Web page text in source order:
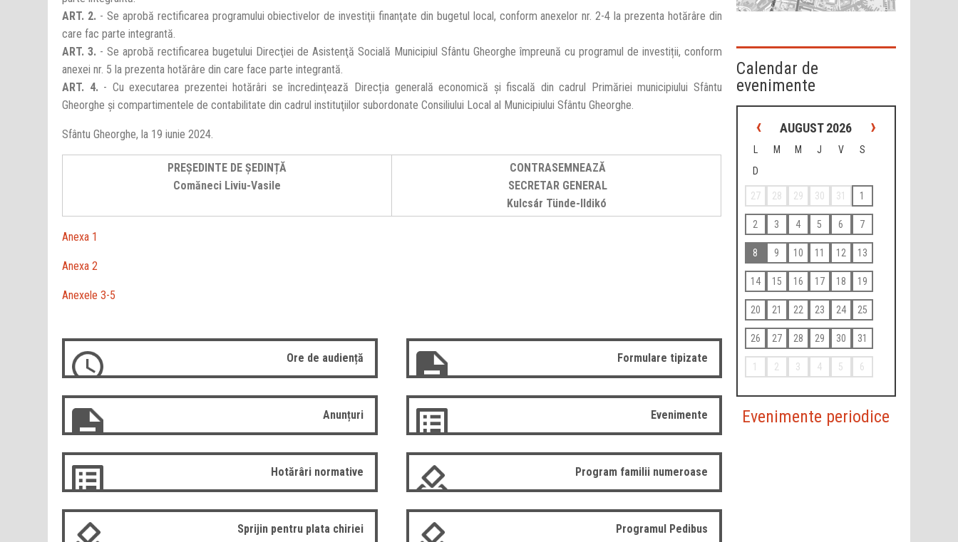
ART. 2. - Se aprobă rectificarea programului obiectivelor de investiţii finanţate din bugetul local, conform anexelor nr. 2-4 la prezenta hotărâre din
care fac parte integrantă.
ART. 3. - Se aprobă rectificarea bugetului Direcţiei de Asistenţă Socială Municipiul Sfântu Gheorghe împreună cu programul de investiții, conform
anexei nr. 5 la prezenta hotărâre din care face parte integrantă.
ART. 4. - Cu executarea prezentei hotărâri se încredinţează Direcția generală economică și fiscală din cadrul Primăriei municipiului Sfântu
Gheorghe şi compartimentele de contabilitate din cadrul instituţiilor subordonate Consiliului Local al Municipiului Sfântu Gheorghe.
Sfântu Gheorghe, la 19 iunie 2024.
PREȘEDINTE DE ȘEDINȚĂ
Comăneci Liviu-Vasile
CONTRASEMNEAZĂ
SECRETAR GENERAL
Kulcsár Tünde-Ildikó
Anexa 1
Anexa 2
Anexele 3-5
Ore de audiență Formulare tipizate
Anunțuri Evenimente
Hotărâri normative Program familii numeroase
Sprijin pentru plata chiriei Programul Pedibus
Calendar de
evenimente
‹ AUGUST 2026 ›
L M M J V
S
D
27 28 29 30 31 1
2 3 4 5 6 7
8 9 10 11 12 13
14 15 16 17 18 19
20 21 22 23 24 25
26 27 28 29 30 31
1 2 3 4 5 6
Evenimente periodice